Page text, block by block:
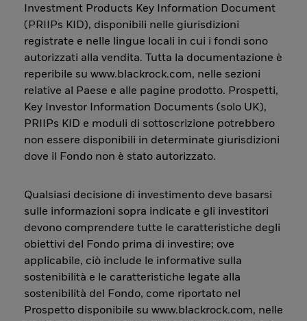
Investment Products Key Information Document
(PRIIPs KID), disponibili nelle giurisdizioni
registrate e nelle lingue locali in cui i fondi sono
autorizzati alla vendita. Tutta la documentazione è
reperibile su www.blackrock.com, nelle sezioni
relative al Paese e alle pagine prodotto. Prospetti,
Key Investor Information Documents (solo UK),
PRIIPs KID e moduli di sottoscrizione potrebbero
non essere disponibili in determinate giurisdizioni
dove il Fondo non è stato autorizzato.
Qualsiasi decisione di investimento deve basarsi
sulle informazioni sopra indicate e gli investitori
devono comprendere tutte le caratteristiche degli
obiettivi del Fondo prima di investire; ove
applicabile, ciò include le informative sulla
sostenibilità e le caratteristiche legate alla
sostenibilità del Fondo, come riportato nel
Prospetto disponibile su www.blackrock.com, nelle